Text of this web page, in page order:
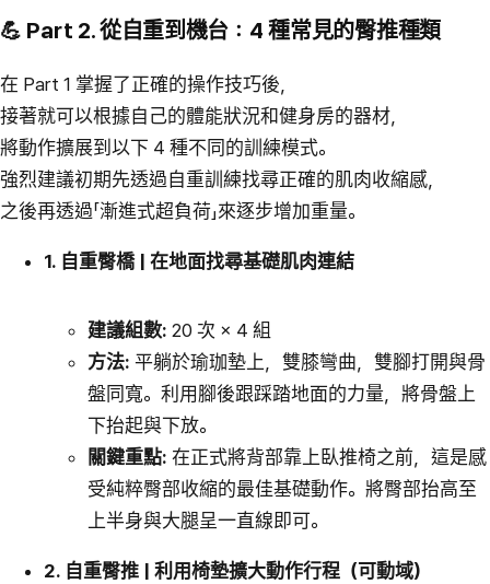
💪 Part 2. 從自重到機台：4 種常見的臀推種類
在 Part 1 掌握了正確的操作技巧後，
接著就可以根據自己的體能狀況和健身房的器材，
將動作擴展到以下 4 種不同的訓練模式。
強烈建議初期先透過自重訓練找尋正確的肌肉收縮感，
之後再透過「漸進式超負荷」來逐步增加重量。
1. 自重臀橋 | 在地面找尋基礎肌肉連結
建議組數: 20 次 × 4 組
方法: 平躺於瑜珈墊上，雙膝彎曲，雙腳打開與骨
盤同寬。利用腳後跟踩踏地面的力量，將骨盤上
下抬起與下放。
關鍵重點: 在正式將背部靠上臥推椅之前，這是感
受純粹臀部收縮的最佳基礎動作。將臀部抬高至
上半身與大腿呈一直線即可。
2. 自重臀推 | 利用椅墊擴大動作行程（可動域）